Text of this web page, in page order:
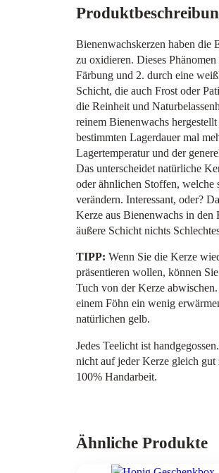
Bienenwachskerzen haben die
zu oxidieren. Dieses
Färbung und 2. durch eine
Schicht, die auch Frost oder
die Reinheit und
reinem Bienenwachs
bestimmten Lagerdauer mal
Lagertemperatur und der
Das unterscheidet natürliche
oder ähnlichen Stoffen,
verändern. Interessant, oder?
Kerze aus Bienenwachs in den
äußere Schicht nichts
TIPP: Wenn Sie die Kerze
präsentieren wollen, können
Tuch von der Kerze
einem Föhn ein wenig
natürlichen gelb.
Jedes Teelicht ist
nicht auf jeder Kerze gleich
100% Handarbeit.
Ähnliche Produkte